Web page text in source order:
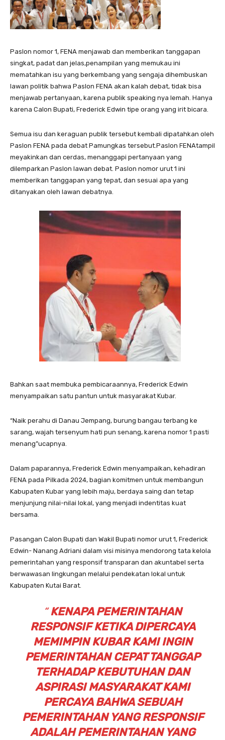
Paslon nomor 1, FENA menjawab dan memberikan tanggapan
singkat, padat dan jelas,penampilan yang memukau ini
mematahkan isu yang berkembang yang sengaja dihembuskan
lawan politik bahwa Paslon FENA akan kalah debat, tidak bisa
menjawab pertanyaan, karena publik speaking nya lemah. Hanya
karena Calon Bupati, Frederick Edwin tipe orang yang irit bicara.
Semua isu dan keraguan publik tersebut kembali dipatahkan oleh
Paslon FENA pada debat Pamungkas tersebut.Paslon FENAtampil
meyakinkan dan cerdas, menanggapi pertanyaan yang
dilemparkan Paslon lawan debat. Paslon nomor urut 1 ini
memberikan tanggapan yang tepat, dan sesuai apa yang
ditanyakan oleh lawan debatnya.
Bahkan saat membuka pembicaraannya, Frederick Edwin
menyampaikan satu pantun untuk masyarakat Kubar.
“Naik perahu di Danau Jempang, burung bangau terbang ke
sarang, wajah tersenyum hati pun senang, karena nomor 1 pasti
menang”ucapnya.
Dalam paparannya, Frederick Edwin menyampaikan, kehadiran
FENA pada Pilkada 2024, bagian komitmen untuk membangun
Kabupaten Kubar yang lebih maju, berdaya saing dan tetap
menjunjung nilai-nilai lokal, yang menjadi indentitas kuat
bersama.
Pasangan Calon Bupati dan Wakil Bupati nomor urut 1, Frederick
Edwin- Nanang Adriani dalam visi misinya mendorong tata kelola
pemerintahan yang responsif transparan dan akuntabel serta
berwawasan lingkungan melalui pendekatan lokal untuk
Kabupaten Kutai Barat.
“KENAPA PEMERINTAHAN
RESPONSIF KETIKA DIPERCAYA
MEMIMPIN KUBAR KAMI INGIN
PEMERINTAHAN CEPAT TANGGAP
TERHADAP KEBUTUHAN DAN
ASPIRASI MASYARAKAT KAMI
PERCAYA BAHWA SEBUAH
PEMERINTAHAN YANG RESPONSIF
ADALAH PEMERINTAHAN YANG